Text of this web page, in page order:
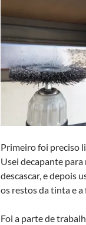
Primeiro foi preciso
Usei decapante
descascar, e depois
os restos da tinta e a
Foi a parte de